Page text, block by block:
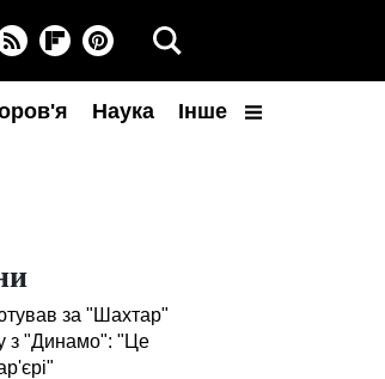
Наука Інше
за "Шахтар"
з "Динамо": "Це